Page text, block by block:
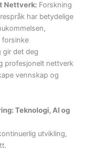
Nettverk: Forskning
har betydelige
forsinke
gir det deg
profesjonelt nettverk
vennskap og
Teknologi, AI og
utvikling,